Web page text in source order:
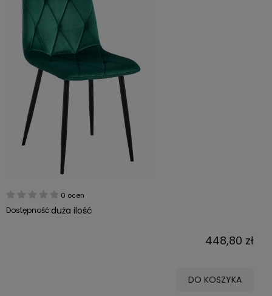
0 ocen
Dostępność:duża ilość
448,80 zł
DO KOSZYKA